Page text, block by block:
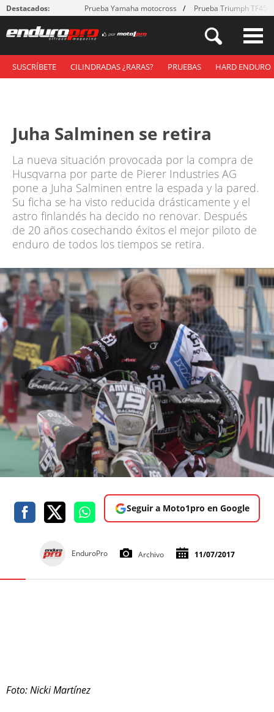
Destacados: Prueba Yamaha motocross Prueba Triumph
SUSCRÍBETE CILINDRADAS ¿RARAS? PRUEBAS HARD ENDURO
Juha Salminen se retira
La nueva situación provocada por la compra de
Husqvarna por parte de Pierer Industries AG
pone a Juha Salminen entre la espada y la pared.
Su ficha se ha visto reducida drásticamente y el
astro finlandés ha decido no renovar. Después
de 20 años cosechando éxitos el mejor piloto de
enduro de todos los tiempos se retira.
Seguir a Moto1pro en Google
EnduroPro Archivo 11/07/2017
Foto: Nicki Martínez